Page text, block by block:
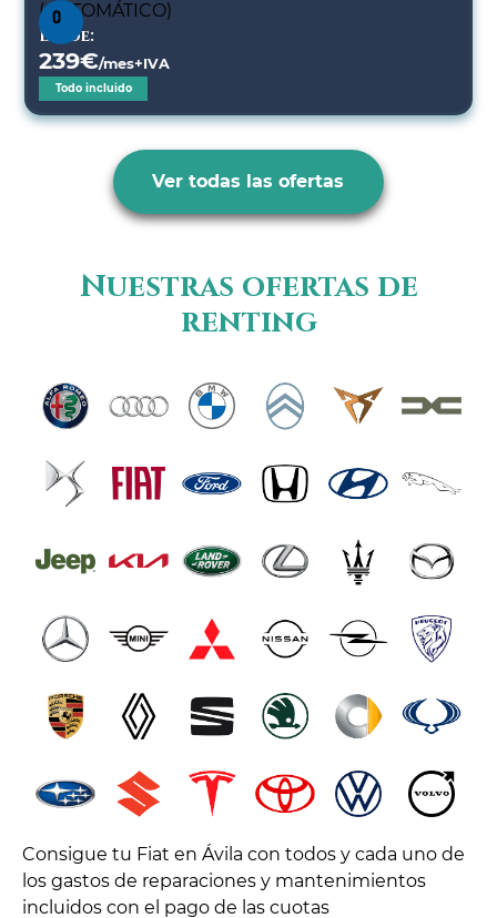
Desde:
239€/mes+IVA
Todo incluido
Ver todas las ofertas
Nuestras ofertas de
renting
Consigue tu Fiat en Ávila con todos y cada uno de
los gastos de reparaciones y mantenimientos
incluidos con el pago de las cuotas